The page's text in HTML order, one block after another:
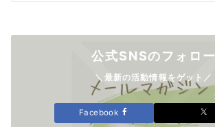
公式SNSのフォロー
＼最新の活動情報をゲット／
Facebook